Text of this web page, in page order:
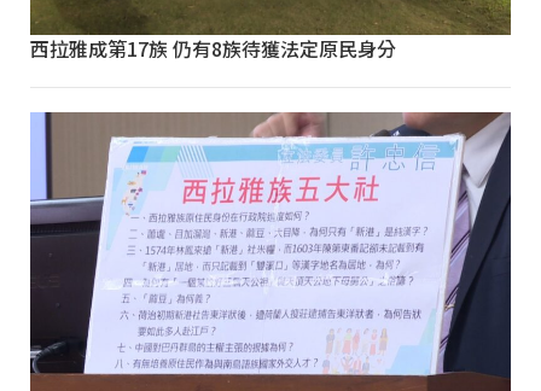
西拉雅成第17族 仍有8族待獲法定原民身分